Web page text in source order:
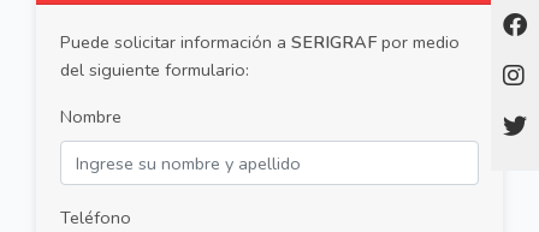
Puede solicitar información a SERIGRAF por medio
del siguiente formulario:
Nombre
Teléfono